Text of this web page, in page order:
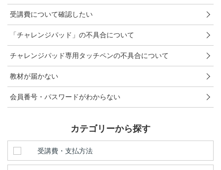
進研ゼミ 中学講座
進研ゼミ 高校講座
会員サイトはこちら
受講費について確認したい
「チャレンジパッド」の不具合について
チャレンジパッド専用タッチペンの不具合について
教材が届かない
会員番号・パスワードがわからない
カテゴリーから探す
受講費・支払方法